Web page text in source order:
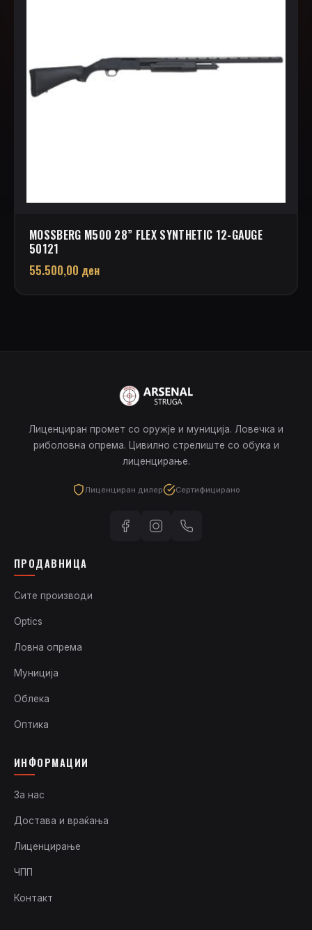
MOSSBERG M500 28” FLEX SYNTHETIC 12-GAUGE
50121
55.500,00 ден
Лиценциран промет со оружје и муниција. Ловечка и
риболовна опрема. Цивилно стрелиште со обука и
лиценцирање.
Лиценциран дилер Сертифицирано
ПРОДАВНИЦА
Сите производи
Optics
Ловна опрема
Муниција
Облека
Оптика
ИНФОРМАЦИИ
За нас
Достава и враќања
Лиценцирање
ЧПП
Контакт